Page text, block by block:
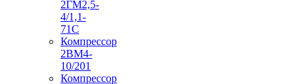
2ГМ2,5-
4/1,1-
71С
Компрессор
2ВМ4-
10/201
Компрессор